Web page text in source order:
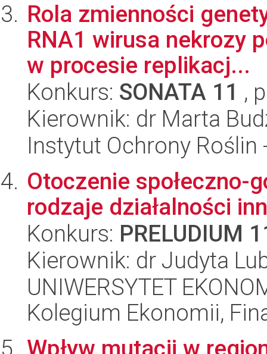
Rola zmienności
RNA1 wirusa nekrozy
w procesie replikacj...
Konkurs: SONATA 11 ,
Kierownik: dr Marta
Instytut Ochrony
Otoczenie społeczno-
rodzaje działalności
Konkurs: PRELUDIUM
Kierownik: dr Judyta
UNIWERSYTET
Kolegium Ekonomii,
Wpływ mutacji w